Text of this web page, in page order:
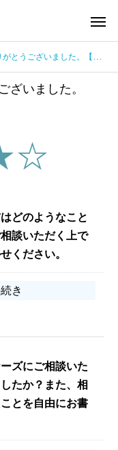
した。【広島県東広島市・60代男性】
ざいました。
どのようなこと
談いただく上で
ください。
き
ズにご相談いた
たか？また、相
とを自由にお書